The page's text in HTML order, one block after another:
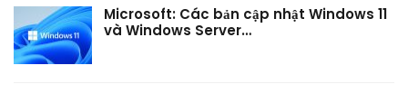
Microsoft: Các bản cập nhật Windows 11
và Windows Server…